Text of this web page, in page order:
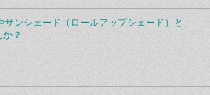
サンシェード（ロールアップシェード）と
？